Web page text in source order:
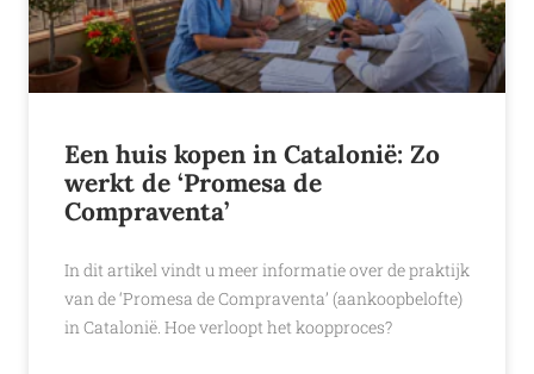
Een huis kopen in Catalonië: Zo
werkt de ‘Promesa de
Compraventa’
In dit artikel vindt u meer informatie over de praktijk
van de ‘Promesa de Compraventa’ (aankoopbelofte)
in Catalonië. Hoe verloopt het koopproces?